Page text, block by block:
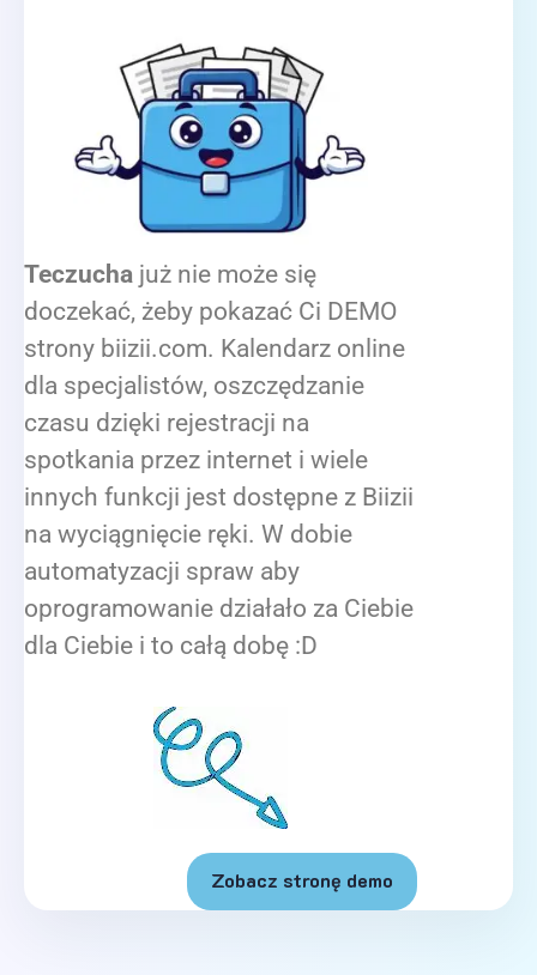
Teczucha już nie może się
doczekać, żeby pokazać Ci DEMO
strony biizii.com. Kalendarz online
dla specjalistów, oszczędzanie
czasu dzięki rejestracji na
spotkania przez internet i wiele
innych funkcji jest dostępne z Biizii
na wyciągnięcie ręki. W dobie
automatyzacji spraw aby
oprogramowanie działało za Ciebie
dla Ciebie i to całą dobę :D
Zobacz stronę demo